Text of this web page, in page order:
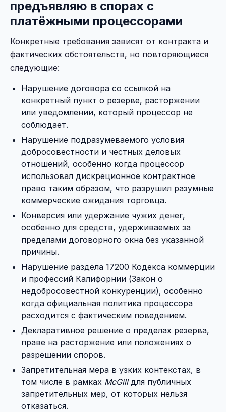
предъявляю в спорах с
платёжными процессорами
Конкретные требования зависят от контракта и
фактических обстоятельств, но повторяющиеся
следующие:
Нарушение договора со ссылкой на
конкретный пункт о резерве, расторжении
или уведомлении, который процессор не
соблюдает.
Нарушение подразумеваемого условия
добросовестности и честных деловых
отношений, особенно когда процессор
использовал дискреционное контрактное
право таким образом, что разрушил разумные
коммерческие ожидания торговца.
Конверсия или удержание чужих денег,
особенно для средств, удерживаемых за
пределами договорного окна без указанной
причины.
Нарушение раздела 17200 Кодекса коммерции
и профессий Калифорнии (Закон о
недобросовестной конкуренции), особенно
когда официальная политика процессора
расходится с фактическим поведением.
Декларативное решение о пределах резерва,
праве на расторжение или положениях о
разрешении споров.
Запретительная мера в узких контекстах, в
том числе в рамках McGillдля публичных
запретительных мер, от которых нельзя
отказаться.